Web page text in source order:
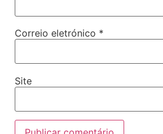
Correio eletrónico *
Site